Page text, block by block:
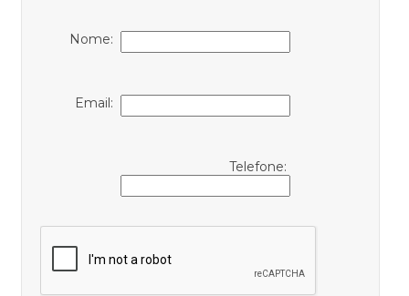
Nome:
Email:
Telefone: